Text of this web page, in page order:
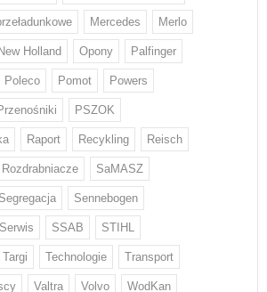
Mercedes Merlo
New Holland Opony Palfinger
Poleco Pomot Powers
PSZOK
Raport Recykling Reisch
Rozdrabniacze SaMASZ
Segregacja Sennebogen
Serwis SSAB STIHL
Targi Technologie Transport
Valtra Volvo WodKan